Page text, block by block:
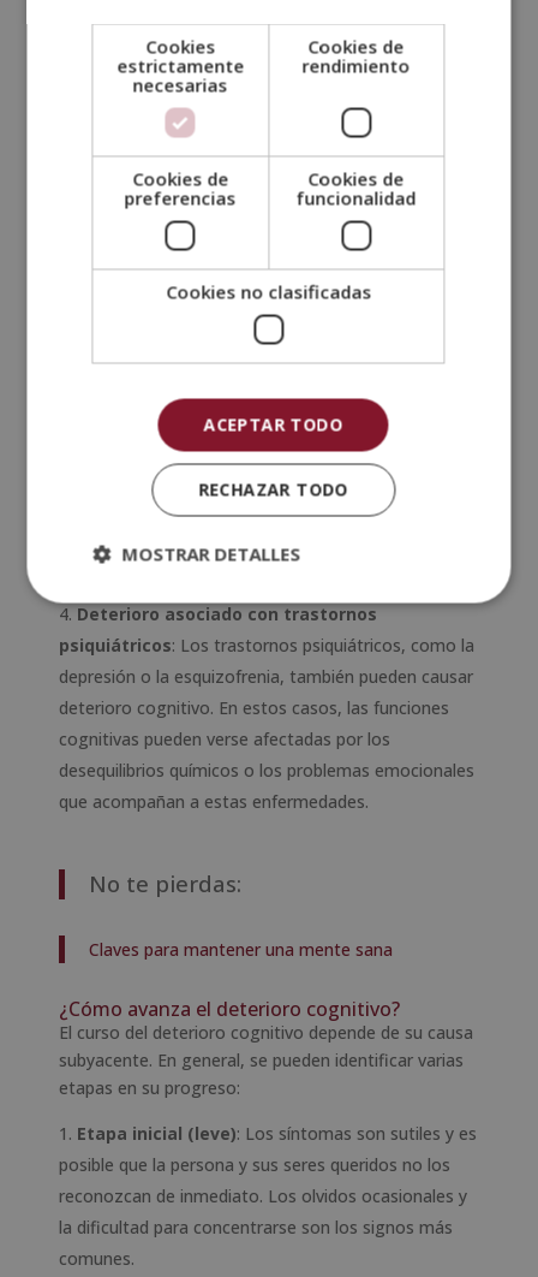
disminución leve en la memoria o en otras áreas
cognitivas. Las personas con DCL todavía pueden
llevar una vida independiente, pero notan que
algunas actividades diarias son más difíciles. Aunque
no siempre, el DCL puede progresar a demencia o
Alzheimer.
Deterioro relacionado a demencia: La
demencia es una categoría amplia que incluye varias
enfermedades, como el Alzheimer, la demencia
vascular y la demencia por cuerpos de Lewy. Aquí, el
deterioro cognitivo es severo, afectando
gravemente las habilidades cotidianas y la calidad de
Deterioro secundario a otras condiciones
: A veces, el deterioro cognitivo es un
síntoma de otras enfermedades, como accidentes
cerebrovasculares, enfermedades cardiovasculares,
lesiones cerebrales traumáticas o enfermedades
Deterioro asociado con trastornos
psiquiátricos: Los trastornos psiquiátricos, como la
depresión o la esquizofrenia, también pueden causar
deterioro cognitivo. En estos casos, las funciones
cognitivas pueden verse afectadas por los
desequilibrios químicos o los problemas emocionales
que acompañan a estas enfermedades.
No te pierdas:
Claves para mantener una mente sana
¿Cómo avanza el deterioro cognitivo?
El curso del deterioro cognitivo depende de su causa
subyacente. En general, se pueden identificar varias
etapas en su progreso:
Etapa inicial (leve): Los síntomas son sutiles y es
posible que la persona y sus seres queridos no los
reconozcan de inmediato. Los olvidos ocasionales y
la dificultad para concentrarse son los signos más
comunes.
Cookies
estrictamente
necesarias
Cookies de
rendimiento
Cookies de
preferencias
Cookies de
funcionalidad
Cookies no clasificadas
ACEPTAR TODO
RECHAZAR TODO
MOSTRAR DETALLES